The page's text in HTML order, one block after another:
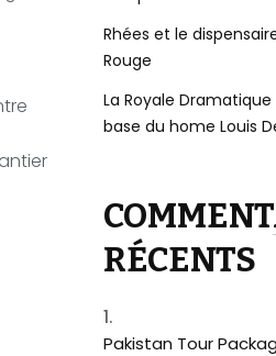
Rhées et le
Rouge
La Royale
base du home Louis
RÉCENTS
Pakistan Tour